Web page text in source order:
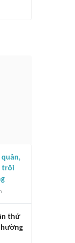
quân,
trôi
thứ